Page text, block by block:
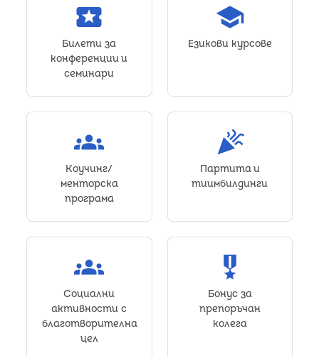
local_activity
Билети за
конференции и
семинари
school
Езикови курсове
groups
Коучинг/
менторска
програма
celebration
Партита и
тиимбилдинги
groups
Социални
активности с
благотворителна
цел
military_tech
Бонус за
препоръчан
колега